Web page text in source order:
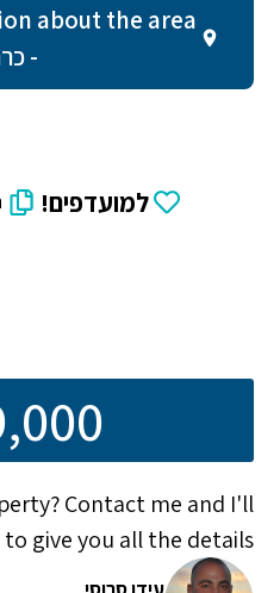
about the area
-
למועדפים!
Contact me and I'll
give you all the details!